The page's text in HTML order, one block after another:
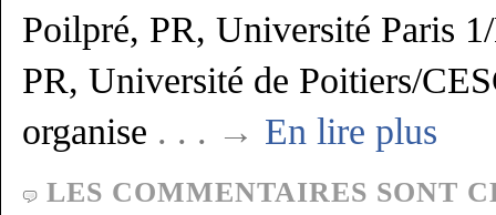
Poilpré, PR, Université Paris
PR, Université de Poitiers/
organise . . . → En lire plus
LES COMMENTAIRES SONT